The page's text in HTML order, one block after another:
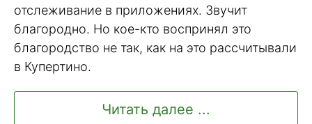
отслеживание в приложениях. Звучит
благородно. Но кое-кто воспринял это
благородство не так, как на это рассчитывали
в Купертино.
Читать далее ...